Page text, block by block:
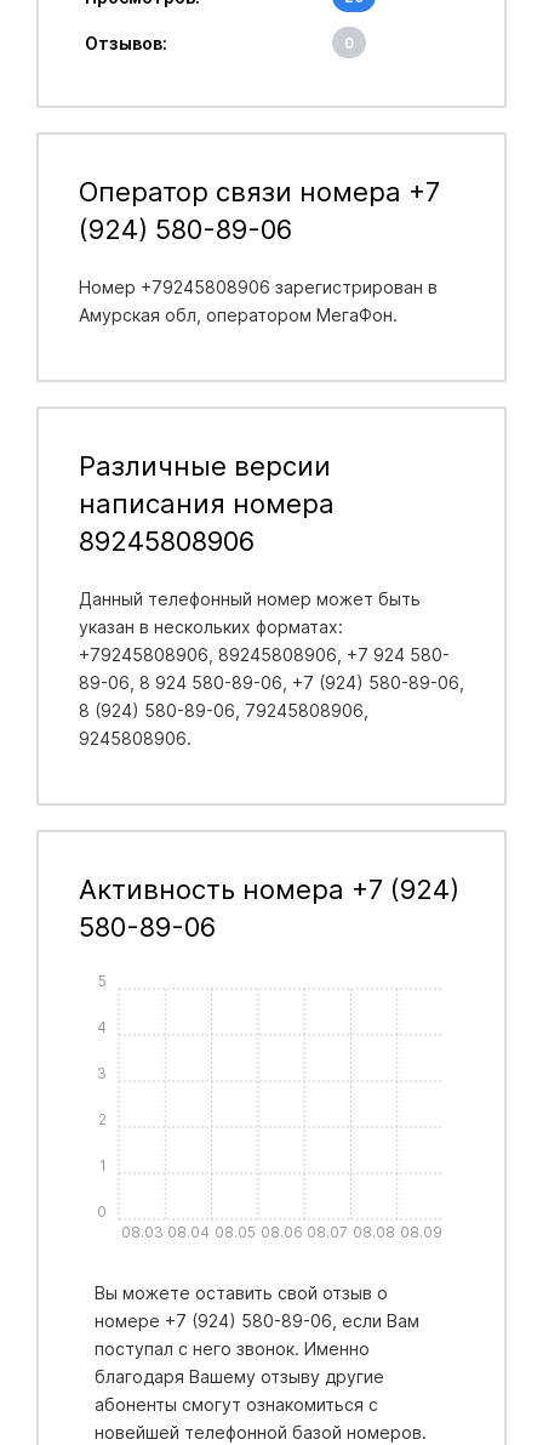
Отзывов: 0
Оператор связи номера +7
(924) 580-89-06
Номер +79245808906 зарегистрирован в
Амурская обл , оператором МегаФон.
Различные версии
написания номера
89245808906
Данный телефонный номер может быть
указан в нескольких форматах:
+79245808906, 89245808906, +7 924 580-
89-06, 8 924 580-89-06, +7 (924) 580-89-06,
8 (924) 580-89-06, 79245808906,
9245808906.
Активность номера +7 (924)
580-89-06
08.03 08.04 08.05 08.06 08.07 08.08 08.09
0
1
2
3
4
5
Вы можете оставить свой отзыв о
номере +7 (924) 580-89-06, если Вам
поступал с него звонок. Именно
благодаря Вашему отзыву другие
абоненты смогут ознакомиться с
новейшей телефонной базой номеров.